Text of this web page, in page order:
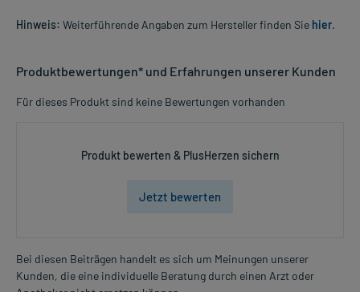
Hinweis: Weiterführende Angaben zum Hersteller finden Sie hier.
Produktbewertungen* und Erfahrungen unserer Kunden
Für dieses Produkt sind keine Bewertungen vorhanden
Produkt bewerten & PlusHerzen sichern
Jetzt bewerten
Bei diesen Beiträgen handelt es sich um Meinungen unserer
Kunden, die eine individuelle Beratung durch einen Arzt oder